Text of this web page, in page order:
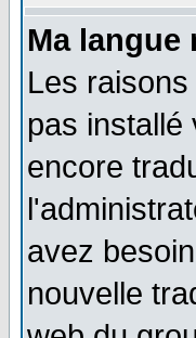
Ma langue
Les
pas installé
encore
avez
nouvelle